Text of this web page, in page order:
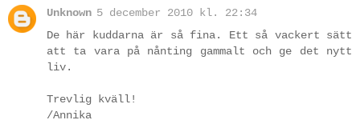
Unknown 5 december 2010 kl. 22:34
De här kuddarna är så fina. Ett så vackert sätt
att ta vara på nånting gammalt och ge det nytt
liv.
Trevlig kväll!
/Annika